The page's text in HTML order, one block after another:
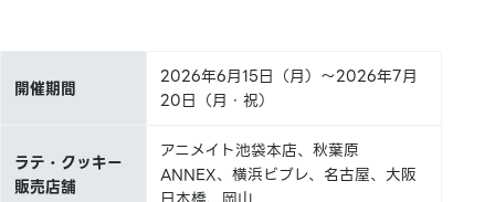
開催期間
2026年6月15日（月）～2026年7月
20日（月・祝）
ラテ・クッキー
販売店舗
アニメイト池袋本店、秋葉原
ANNEX、横浜ビブレ、名古屋、大阪